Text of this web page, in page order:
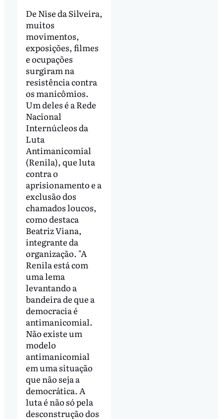
De Nise da Silveira,
muitos
movimentos,
exposições, filmes
e ocupações
surgiram na
resistência contra
os manicômios.
Um deles é a Rede
Nacional
Internúcleos da
Luta
Antimanicomial
(Renila), que luta
contra o
aprisionamento e a
exclusão dos
chamados loucos,
como destaca
Beatriz Viana,
integrante da
organização. "A
Renila está com
uma lema
levantando a
bandeira de que a
democracia é
antimanicomial.
Não existe um
modelo
antimanicomial
em uma situação
que não seja a
democrática. A
luta é não só pela
desconstrução dos